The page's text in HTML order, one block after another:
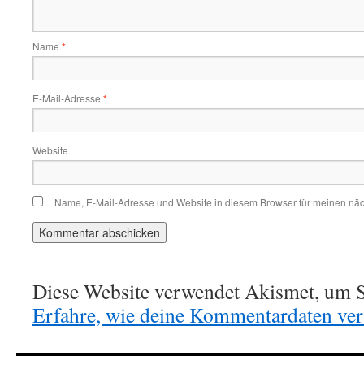
Name *
E-Mail-Adresse *
Website
Name, E-Mail-Adresse und Website in diesem Browser für meinen
Diese Website verwendet Akismet, um
Erfahre, wie deine Kommentardaten